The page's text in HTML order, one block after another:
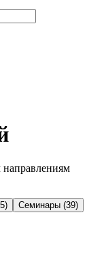
5) Семинары (39)